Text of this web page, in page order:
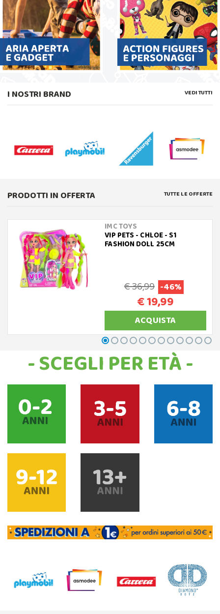
I NOSTRI BRAND VEDI TUTTI
PRODOTTI IN OFFERTA TUTTE LE OFFERTE
IMC TOYS
VIP PETS - CHLOE - S1
FASHION DOLL 25CM
€ 36,99 -46%
€ 19,99
ACQUISTA
- SCEGLI PER ETÀ -